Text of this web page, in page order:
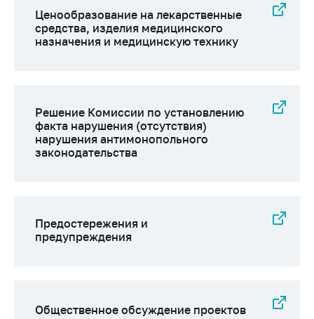
Ценообразование на лекарственные
средства, изделия медицинского
назначения и медицинскую технику
Решение Комиссии по установлению
факта нарушения (отсутствия)
нарушения антимонопольного
законодательства
Предостережения и
предупреждения
Общественное обсуждение проектов